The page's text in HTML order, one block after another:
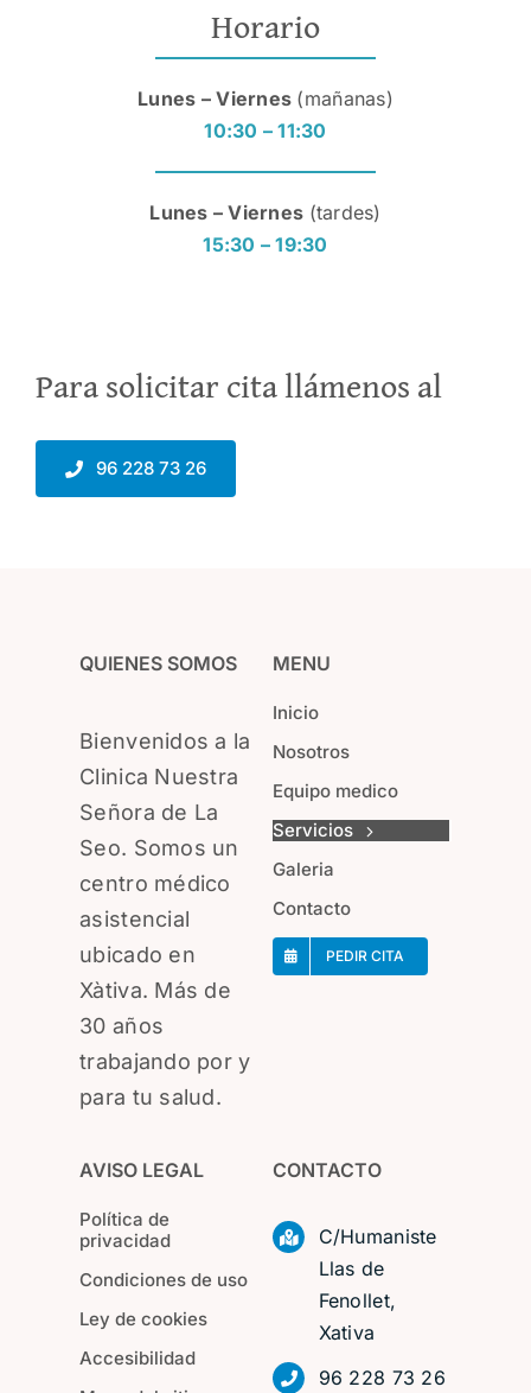
Horario
Lunes – Viernes (mañanas)
10:30 – 11:30
Lunes – Viernes (tardes)
15:30 – 19:30
Para solicitar cita llámenos al
96 228 73 26
QUIENES SOMOS
Bienvenidos a la
Clinica Nuestra
Señora de La
Seo. Somos un
centro médico
asistencial
ubicado en
Xàtiva. Más de
30 años
trabajando por y
para tu salud.
MENU
Inicio
Nosotros
Equipo medico
Servicios
Galeria
Contacto
PEDIR CITA
AVISO LEGAL
Política de
privacidad
Condiciones de uso
Ley de cookies
Accesibilidad
CONTACTO
C/Humaniste
Llas de
Fenollet,
Xativa
96 228 73 26